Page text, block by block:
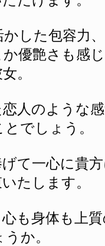
した包容力、
優艶さも感
。
人のような
でしょう。
て一心に貴
たします。
も身体も上
か。